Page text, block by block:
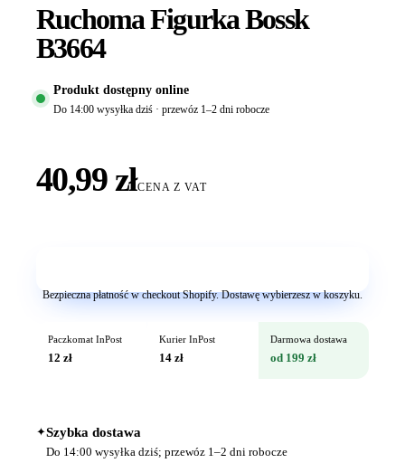
Ruchoma Figurka Bossk
B3664
Produkt dostępny online
Do 14:00 wysyłka dziś · przewóz 1–2 dni robocze
40,99 złCENA Z VAT
Bezpieczna płatność w checkout Shopify. Dostawę wybierzesz w koszyku.
Paczkomat InPost
12 zł
Kurier InPost
14 zł
Darmowa dostawa
od 199 zł
✦Szybka dostawa
Do 14:00 wysyłka dziś; przewóz 1–2 dni robocze